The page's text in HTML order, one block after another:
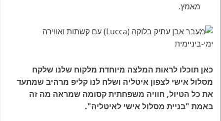
מאמץ.
כאן תוכלו לראות המלצה מיוחדת מלקוח שלנו שלקח
מסלול אישי לצפון איטליה ושלח לנו קליפ מרהיב שמתעד
את כל הטיול, חוויה משפחתית קסומה שמראה מה זה
באמת "בניית מסלול אישי לאיטליה".